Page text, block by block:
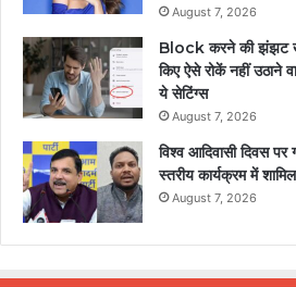
August 7, 2026
Block करने की झंझट
किए ऐसे रोकें नहीं उठाने
ये सेटिंग्स
August 7, 2026
विश्व आदिवासी दिवस
स्तरीय कार्यक्रम में
August 7, 2026